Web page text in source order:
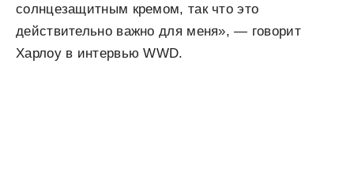
солнцезащитным кремом, так что это
действительно важно для меня», — говорит
Харлоу в интервью WWD.